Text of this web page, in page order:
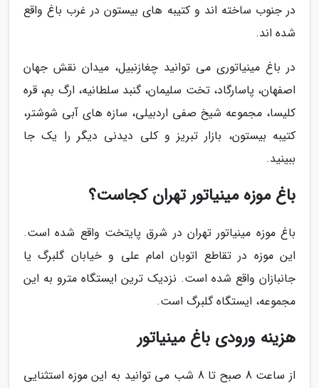
در جنوب ساخته اند و کتیبه های بیستون در غرب باغ واقع
شده اند.
در باغ مینیاتوری می توانید چغازنبیل، میدان نقش جهان
اصفهان، پاسارگاد، تخت سلیمان، گنبد سلطانیه، ارگ بم، قره
کلیسا، مجموعه شیخ صفی اردبیلی، سازه های آبی شوشتر،
کتیبه بیستون، بازار تبریز و کلی دیدنی دیگر را یک جا
ببینید.
باغ موزه مینیاتور تهران کجاست؟
باغ موزه مینیاتور تهران در شرق پایتخت واقع شده است.
این موزه در تقاطع اتوبان امام علی و خیابان گلبرگ یا
جانبازان واقع شده است. نزدیک ترین ایستگاه مترو به این
مجموعه، ایستگاه گلبرگ است.
هزینه ورودی باغ مینیاتور
از ساعت 8 صبح تا 8 شب می توانید به این موزه استثنایی